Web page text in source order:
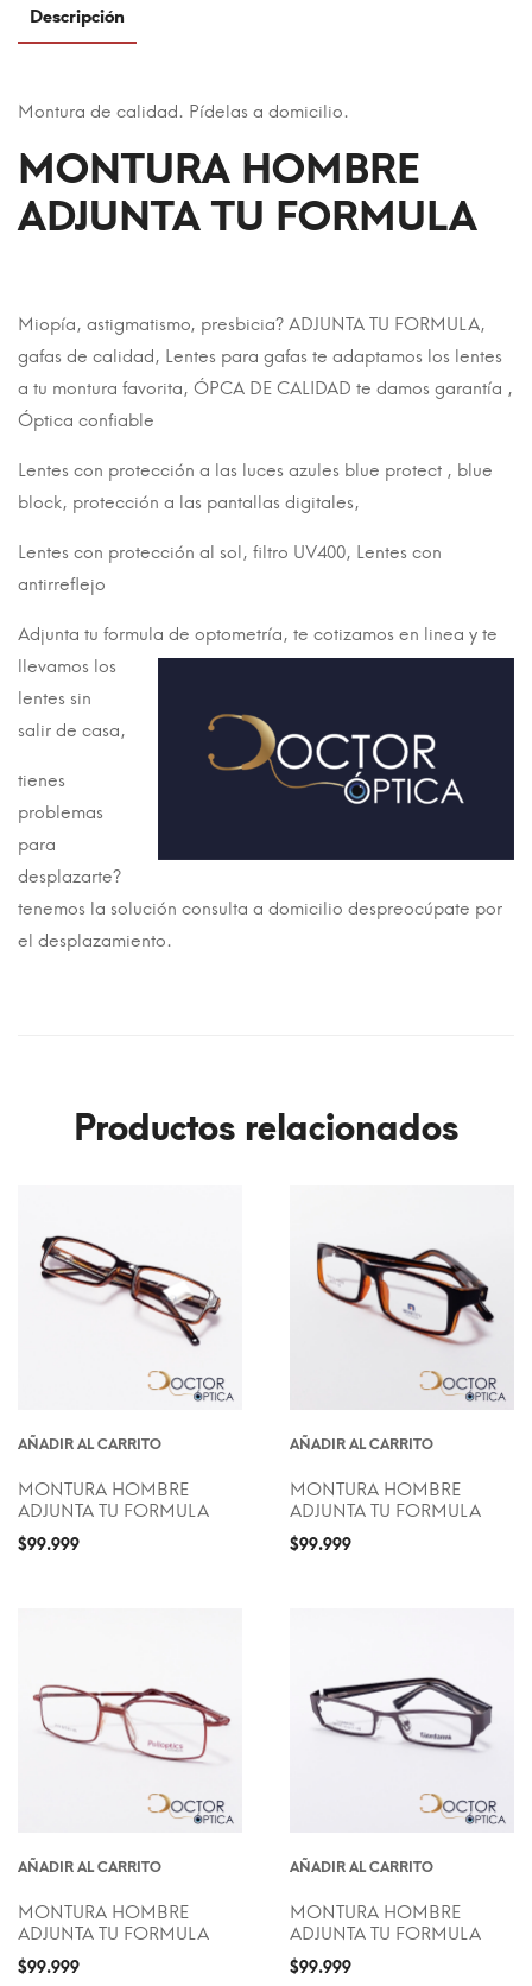
Descripción
Montura de calidad. Pídelas a domicilio.
MONTURA HOMBRE
ADJUNTA TU FORMULA
Miopía, astigmatismo, presbicia? ADJUNTA TU FORMULA,
gafas de calidad, Lentes para gafas te adaptamos los lentes
a tu montura favorita, ÓPCA DE CALIDAD te damos garantía ,
Óptica confiable
Lentes con protección a las luces azules blue protect , blue
block, protección a las pantallas digitales,
Lentes con protección al sol, filtro UV400, Lentes con
antirreflejo
Adjunta tu formula de optometría, te cotizamos en linea y te
llevamos los
lentes sin
salir de casa,
tienes
problemas
para
desplazarte?
tenemos la solución consulta a domicilio despreocúpate por
el desplazamiento.
Productos relacionados
AÑADIR AL CARRITO
MONTURA HOMBRE
ADJUNTA TU FORMULA
$99.999
AÑADIR AL CARRITO
MONTURA HOMBRE
ADJUNTA TU FORMULA
$99.999
AÑADIR AL CARRITO
MONTURA HOMBRE
ADJUNTA TU FORMULA
$99.999
AÑADIR AL CARRITO
MONTURA HOMBRE
ADJUNTA TU FORMULA
$99.999